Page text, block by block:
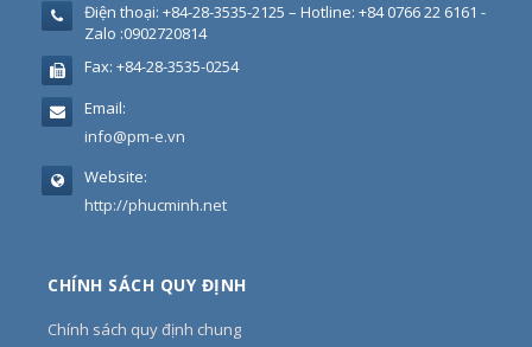
Điện thoại: +84-28-3535-2125 – Hotline: +84 0766 22 6161 -
Zalo :0902720814
Fax: +84-28-3535-0254
Email:
info@pm-e.vn
Website:
http://phucminh.net
CHÍNH SÁCH QUY ĐỊNH
Chính sách quy định chung